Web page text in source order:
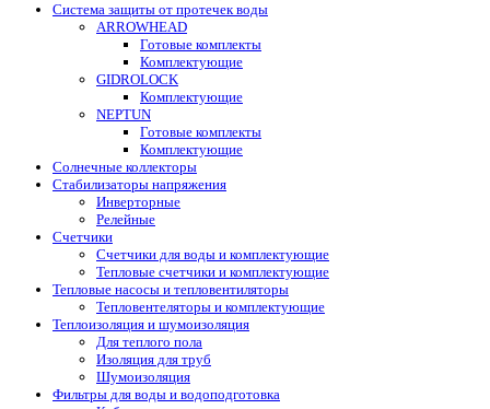
Система защиты от протечек воды
ARROWHEAD
Готовые комплекты
Комплектующие
GIDROLOCK
Комплектующие
NEPTUN
Готовые комплекты
Комплектующие
Солнечные коллекторы
Стабилизаторы напряжения
Инверторные
Релейные
Счетчики
Счетчики для воды и комплектующие
Тепловые счетчики и комплектующие
Тепловые насосы и тепловентиляторы
Тепловентеляторы и комплектующие
Теплоизоляция и шумоизоляция
Для теплого пола
Изоляция для труб
Шумоизоляция
Фильтры для воды и водоподготовка